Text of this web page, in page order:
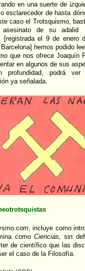
en una suerte de
esclarecedor de hasta
caso el Trotsquismo,
de su adalid
[registrada el 9 de enero
hemos podido
que nos ofrece Joaquín
en algunos de sus
profundidad, podrá
ya señalada.
incluye como
como Ciencias, sin
de científico que las
el caso de la Filosofía.